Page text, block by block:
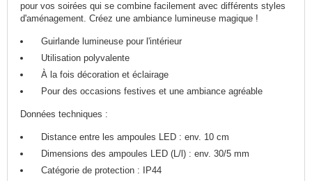
pour vos soirées qui se combine facilement avec différents styles
d'aménagement. Créez une ambiance lumineuse magique !
Guirlande lumineuse pour l'intérieur
Utilisation polyvalente
À la fois décoration et éclairage
Pour des occasions festives et une ambiance agréable
Données techniques :
Distance entre les ampoules LED : env. 10 cm
Dimensions des ampoules LED (L/l) : env. 30/5 mm
Catégorie de protection : IP44